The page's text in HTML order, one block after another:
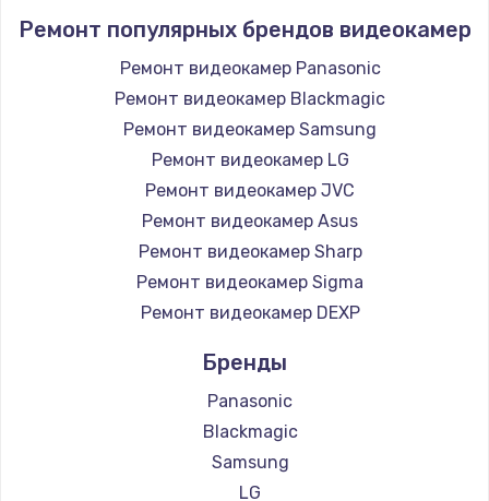
Ремонт популярных брендов видеокамер
Ремонт видеокамер Panasonic
Ремонт видеокамер Blackmagic
Ремонт видеокамер Samsung
Ремонт видеокамер LG
Ремонт видеокамер JVC
Ремонт видеокамер Asus
Ремонт видеокамер Sharp
Ремонт видеокамер Sigma
Ремонт видеокамер DEXP
Бренды
Panasonic
Blackmagic
Samsung
LG